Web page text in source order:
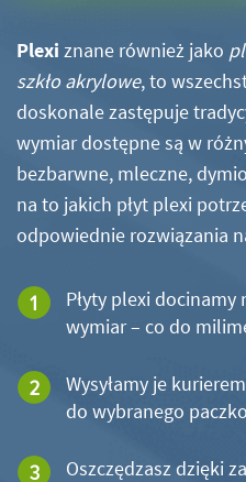
Plexi znane również jako
szkło akrylowe, to
doskonale zastępuje
wymiar dostępne są w
bezbarwne, mleczne,
na to jakich płyt plexi
odpowiednie rozwiązania
Płyty plexi docinamy
wymiar – co do
Wysyłamy je
do wybranego
Oszczędzasz dzięki